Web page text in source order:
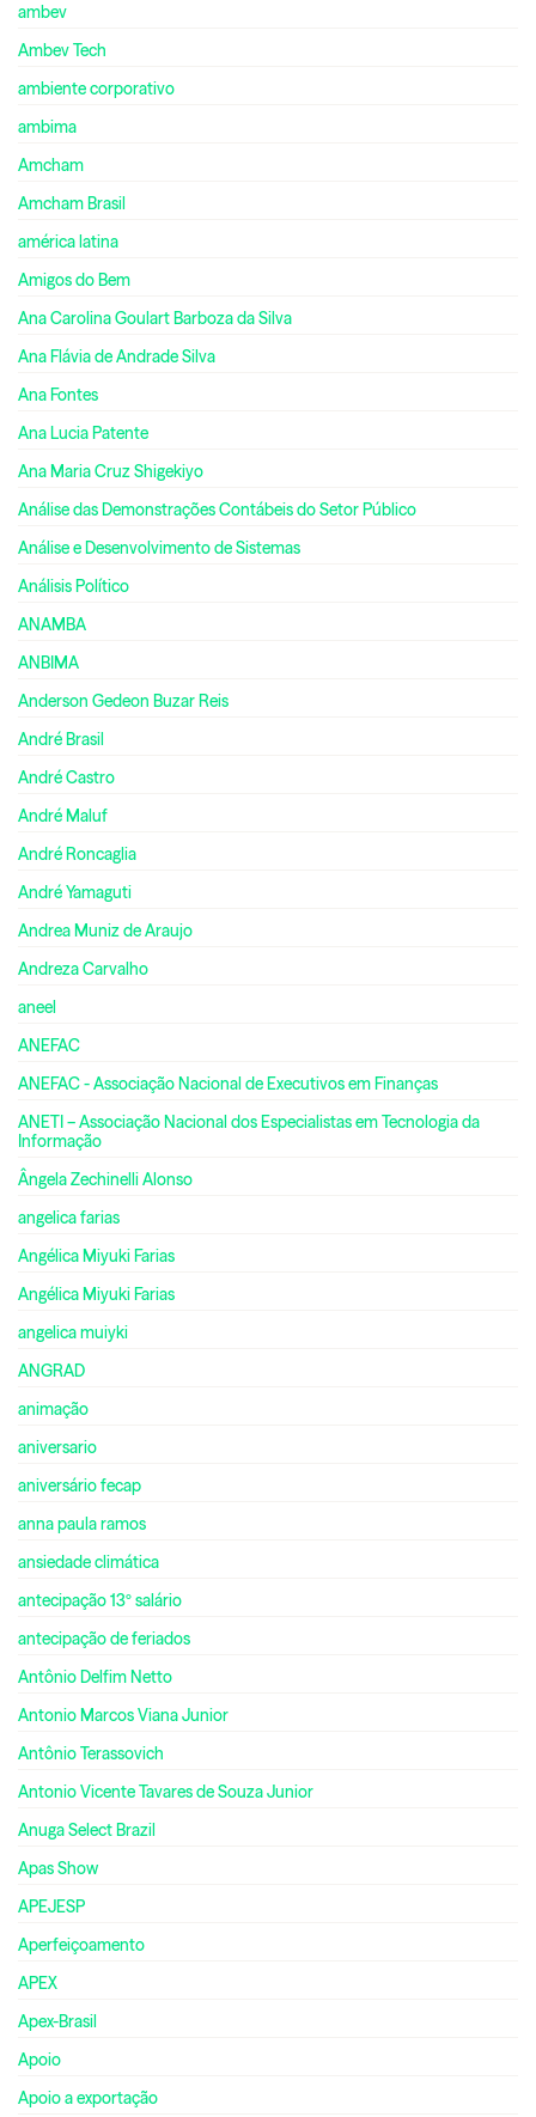
ambev
Ambev Tech
ambiente corporativo
ambima
Amcham
Amcham Brasil
américa latina
Amigos do Bem
Ana Carolina Goulart Barboza da Silva
Ana Flávia de Andrade Silva
Ana Fontes
Ana Lucia Patente
Ana Maria Cruz Shigekiyo
Análise das Demonstrações Contábeis do Setor Público
Análise e Desenvolvimento de Sistemas
Análisis Político
ANAMBA
ANBIMA
Anderson Gedeon Buzar Reis
André Brasil
André Castro
André Maluf
André Roncaglia
André Yamaguti
Andrea Muniz de Araujo
Andreza Carvalho
aneel
ANEFAC
ANEFAC - Associação Nacional de Executivos em Finanças
ANETI – Associação Nacional dos Especialistas em Tecnologia da
Informação
Ângela Zechinelli Alonso
angelica farias
Angélica Miyuki Farias
Angélica Miyuki Farias
angelica muiyki
ANGRAD
animação
aniversario
aniversário fecap
anna paula ramos
ansiedade climática
antecipação 13º salário
antecipação de feriados
Antônio Delfim Netto
Antonio Marcos Viana Junior
Antônio Terassovich
Antonio Vicente Tavares de Souza Junior
Anuga Select Brazil
Apas Show
APEJESP
Aperfeiçoamento
APEX
Apex-Brasil
Apoio
Apoio a exportação